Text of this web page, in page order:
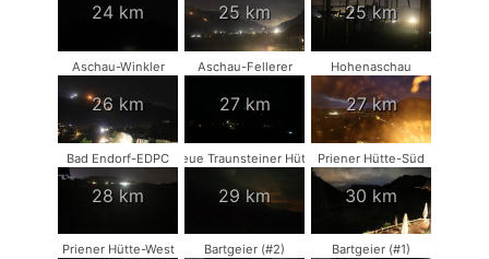
24 km 25 km 25 km
Aschau-Winkler
26 km
Aschau-Fellerer
27 km
Hohenaschau
27 km
Bad Endorf-EDPC
28 km
Neue Traunsteiner Hütte
29 km
Priener Hütte-Süd
30 km
Priener Hütte-West Bartgeier (#2) Bartgeier (#1)